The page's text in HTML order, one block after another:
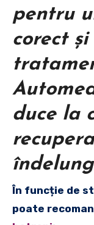
pentru
corect
duce la
În funcție de
poate